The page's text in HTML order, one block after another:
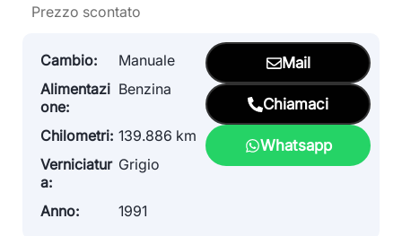
Prezzo scontato
Cambio:
Manuale
Alimentazi
one:
Benzina
Chilometri: 139.886 km
Verniciatur
a:
Grigio
Anno: 1991
Mail
Chiamaci
Whatsapp